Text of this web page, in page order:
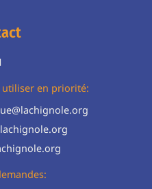
utiliser en priorité: